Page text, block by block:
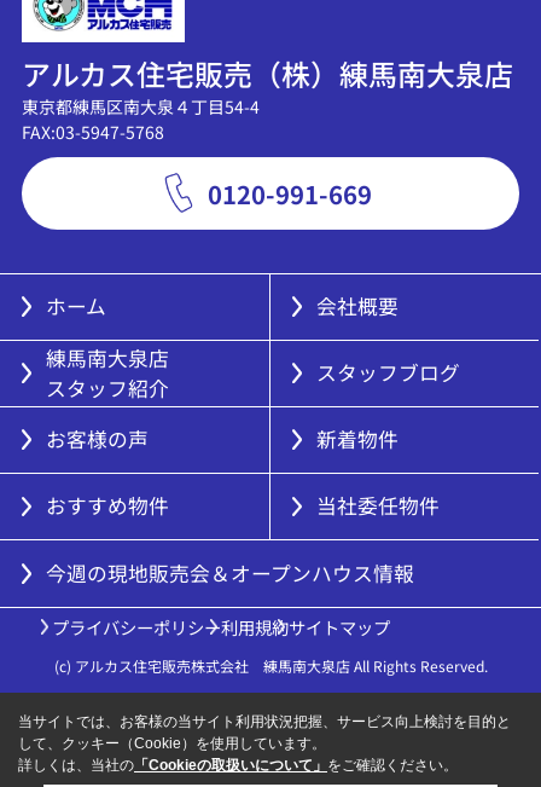
アルカス住宅販売（株）練馬南大泉店
東京都練馬区南大泉４丁目54-4
FAX:03-5947-5768
0120-991-669
ホーム
会社概要
練馬南大泉店
スタッフ紹介
スタッフブログ
お客様の声 新着物件
おすすめ物件 当社委任物件
今週の現地販売会＆オープンハウス情報
プライバシーポリシー利用規約サイトマップ
(c) アルカス住宅販売株式会社 練馬南大泉店 All Rights Reserved.
当サイトでは、お客様の当サイト利用状況把握、サービス向上検討を目的と
して、クッキー（Cookie）を使用しています。
詳しくは、当社の 「Cookieの取扱いについて」 をご確認ください。